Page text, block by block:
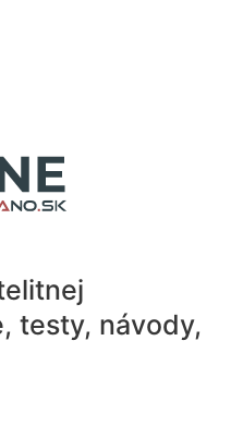
testy, návody,